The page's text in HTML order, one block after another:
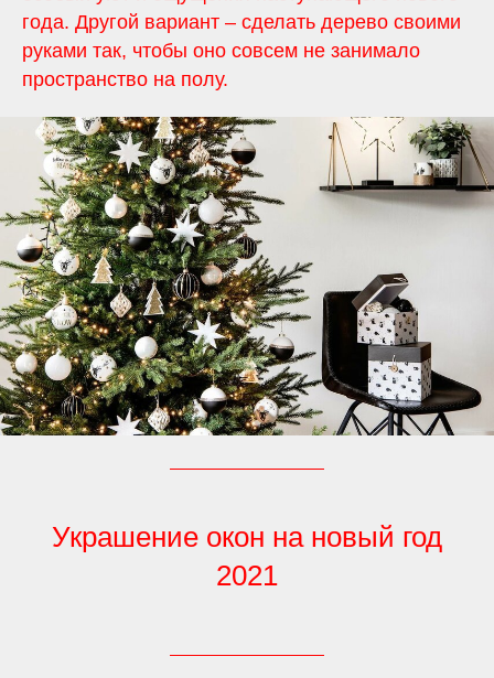
года. Другой вариант – сделать дерево своими
руками так, чтобы оно совсем не занимало
пространство на полу.
Украшение окон на новый год
2021